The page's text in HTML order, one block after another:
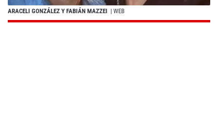
ARACELI GONZÁLEZ Y FABIÁN MAZZEI | WEB